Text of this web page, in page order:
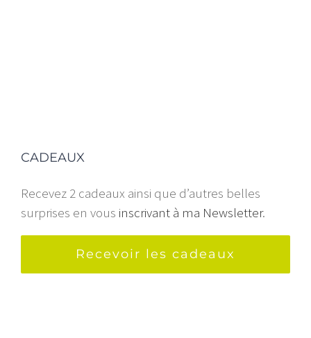
CADEAUX
Recevez 2 cadeaux ainsi que d’autres belles
surprises en vous inscrivant à ma Newsletter.
Recevoir les cadeaux